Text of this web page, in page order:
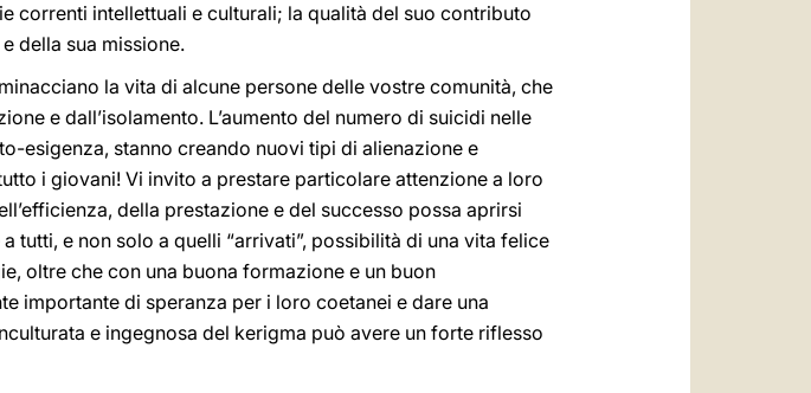
correnti intellettuali e culturali; la qualità del suo contributo
della sua missione.
la vita di alcune persone delle vostre comunità, che
e dall’isolamento. L’aumento del numero di suicidi nelle
esigenza, stanno creando nuovi tipi di alienazione e
i giovani! Vi invito a prestare particolare attenzione a loro
della prestazione e del successo possa aprirsi
e non solo a quelli “arrivati”, possibilità di una vita felice
oltre che con una buona formazione e un buon
importante di speranza per i loro coetanei e dare una
e ingegnosa del kerigma può avere un forte riflesso